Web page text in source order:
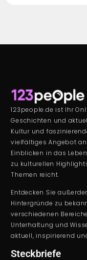
123people.de ist Ihr
Geschichten und
Kultur und
vielfältiges Angebot
Einblicken in das
zu kulturellen
Themen reicht.
Entdecken Sie
Hintergründe zu
verschiedenen
Unterhaltung und
aktuell, inspirierend
Steckbriefe